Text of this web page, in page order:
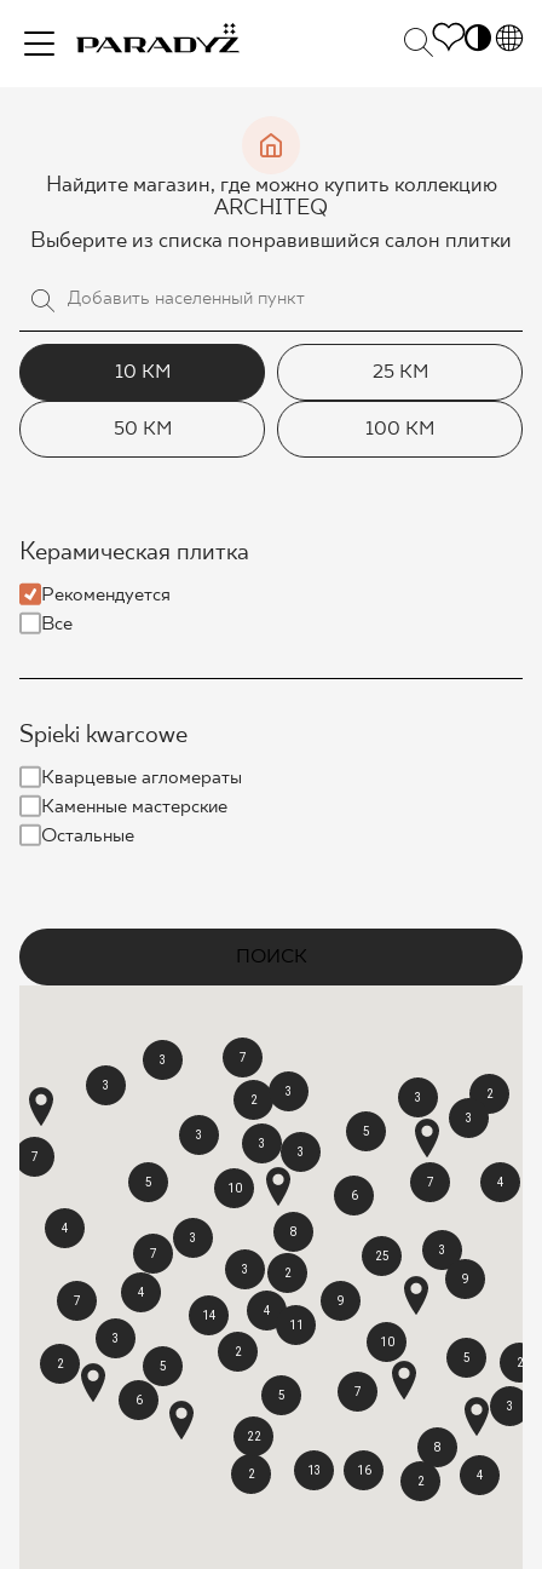
DE
ВДОХНОВЕНИЯ
ПРОДУКЦИЯ
КОЛЛЕКЦИИ
ДЛЯ БИЗНЕСА
Найдите магазин, где можно купить коллекцию
ARCHITEQ
Выберите из списка понравившийся салон плитки
10 КМ 25 КМ
50 КМ 100 КМ
Керамическая плитка
Рекомендуется
Все
Spieki kwarcowe
Кварцевые агломераты
Каменные мастерские
Остальные
ПОИСК
6
3
14
9
3
10
5
7
4
3
13
7
9
5
22
25
8
3
7
4
5
11
16
10
2
3
6
2
3
3
3
3
7
3
2
5
2 2
3
3
8
4
7
7
5
2
4
3
4
2
2